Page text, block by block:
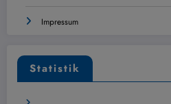
Impressum
Statistik